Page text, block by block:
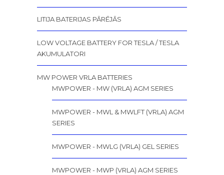
LITIJA BATERIJAS PĀRĒJĀS
LOW VOLTAGE BATTERY FOR TESLA / TESLA
AKUMULATORI
MW POWER VRLA BATTERIES
MWPOWER - MW (VRLA) AGM SERIES
MWPOWER - MWL & MWLFT (VRLA) AGM
SERIES
MWPOWER - MWLG (VRLA) GEL SERIES
MWPOWER - MWP (VRLA) AGM SERIES